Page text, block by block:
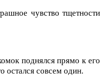
чувство тщетности
поднялся прямо к его
остался совсем один.